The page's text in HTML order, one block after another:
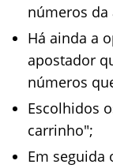
números da
Há ainda a
apostador
números
Escolhidos
carrinho";
Em seguida